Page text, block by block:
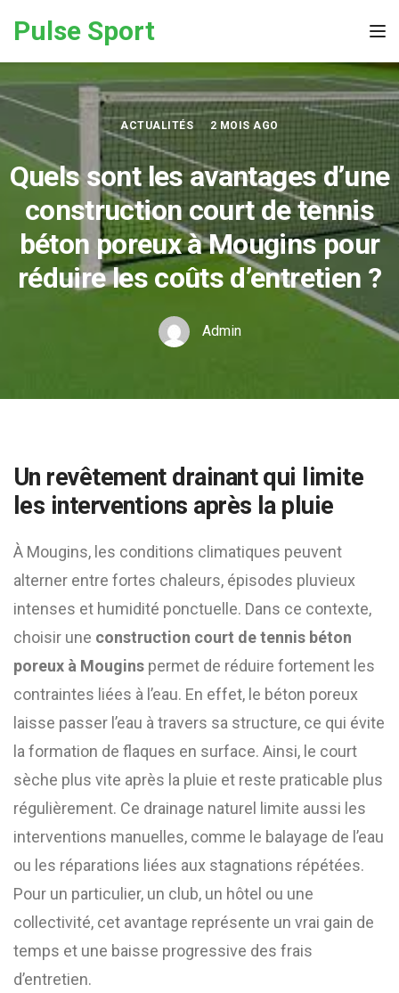
Pulse Sport
ACTUALITÉS 2 MOIS AGO
Quels sont les avantages d’une
construction court de tennis
béton poreux à Mougins pour
réduire les coûts d’entretien ?
Admin
Un revêtement drainant qui limite
les interventions après la pluie
À Mougins, les conditions climatiques peuvent
alterner entre fortes chaleurs, épisodes pluvieux
intenses et humidité ponctuelle. Dans ce contexte,
choisir une construction court de tennis béton
poreux à Mougins permet de réduire fortement les
contraintes liées à l’eau. En effet, le béton poreux
laisse passer l’eau à travers sa structure, ce qui évite
la formation de flaques en surface. Ainsi, le court
sèche plus vite après la pluie et reste praticable plus
régulièrement. Ce drainage naturel limite aussi les
interventions manuelles, comme le balayage de l’eau
ou les réparations liées aux stagnations répétées.
Pour un particulier, un club, un hôtel ou une
collectivité, cet avantage représente un vrai gain de
temps et une baisse progressive des frais
d’entretien.